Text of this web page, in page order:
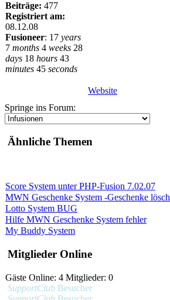
Beiträge: 477
Registriert am:
08.12.08
Fusioneer: 17 years
7 months 4 weeks 28
days 18 hours 43
minutes 45 seconds
Website
Springe ins Forum:
Ähnliche Themen
Score System unter PHP-Fusion 7.02.07
MWN Geschenke System -Geschenke
Lotto System BUG
Hilfe MWN Geschenke System fehler
My Buddy System
Mitglieder Online
Gäste Online: 4 Mitglieder: 0
SupportClub Besucher